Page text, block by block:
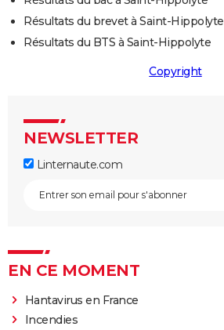
Résultats du brevet à Saint-Hippolyte
Résultats du BTS à Saint-Hippolyte
Copyright
NEWSLETTER
Linternaute.com
EN CE MOMENT
Hantavirus en France
Incendies